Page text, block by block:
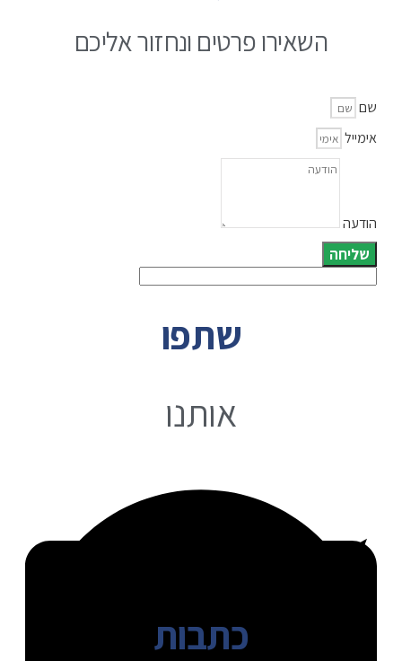
השאירו פרטים ונחזור אליכם
שם
אימייל
הודעה
שליחה
שתפו
אותנו
כתבות